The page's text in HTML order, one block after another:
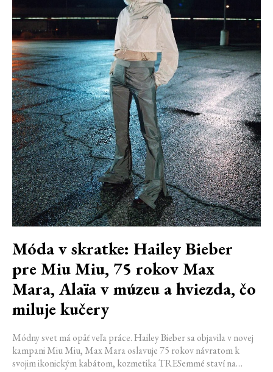
Móda v skratke: Hailey Bieber
pre Miu Miu, 75 rokov Max
Mara, Alaïa v múzeu a hviezda, čo
miluje kučery
Módny svet má opäť veľa práce. Hailey Bieber sa objavila v novej
kampani Miu Miu, Max Mara oslavuje 75 rokov návratom k
svojim ikonickým kabátom, kozmetika TRESemmé staví na